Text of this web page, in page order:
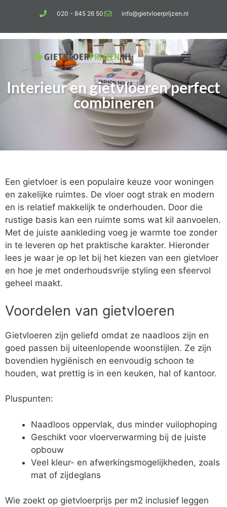
020 - 845 26 50 info@gietvloerprijzen.nl
Interieur en gietvloeren perfect
combineren
Een gietvloer is een populaire keuze voor woningen
en zakelijke ruimtes. De vloer oogt strak en modern
en is relatief makkelijk te onderhouden. Door die
rustige basis kan een ruimte soms wat kil aanvoelen.
Met de juiste aankleding voeg je warmte toe zonder
in te leveren op het praktische karakter. Hieronder
lees je waar je op let bij het kiezen van een gietvloer
en hoe je met onderhoudsvrije styling een sfeervol
geheel maakt.
Voordelen van gietvloeren
Gietvloeren zijn geliefd omdat ze naadloos zijn en
goed passen bij uiteenlopende woonstijlen. Ze zijn
bovendien hygiënisch en eenvoudig schoon te
houden, wat prettig is in een keuken, hal of kantoor.
Pluspunten:
Naadloos oppervlak, dus minder vuilophoping
Geschikt voor vloerverwarming bij de juiste
opbouw
Veel kleur- en afwerkingsmogelijkheden, zoals
mat of zijdeglans
Wie zoekt op gietvloerprijs per m2 inclusief leggen